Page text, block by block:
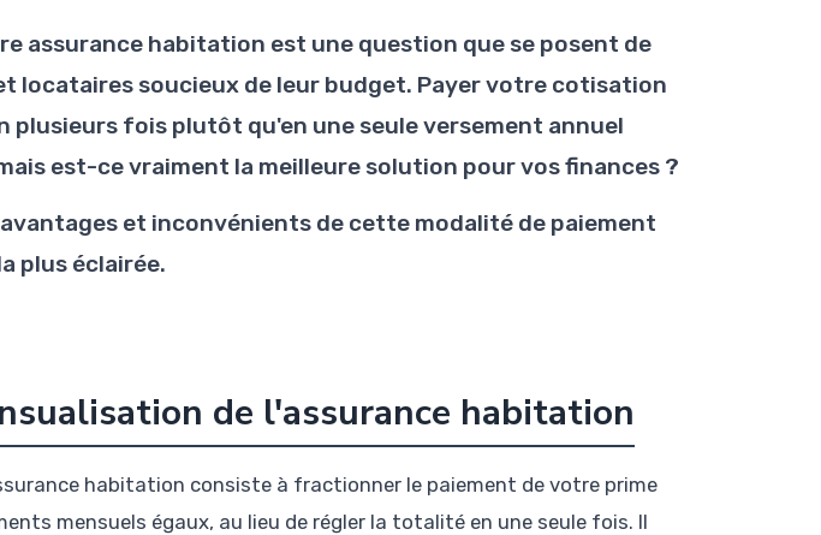
assurance habitation est une question que se posent de
locataires soucieux de leur budget. Payer votre cotisation
plusieurs fois plutôt qu'en une seule versement annuel
est-ce vraiment la meilleure solution pour vos finances ?
et inconvénients de cette modalité de paiement
plus éclairée.
de l'assurance habitation
habitation consiste à fractionner le paiement de votre prime
mensuels égaux, au lieu de régler la totalité en une seule fois. Il